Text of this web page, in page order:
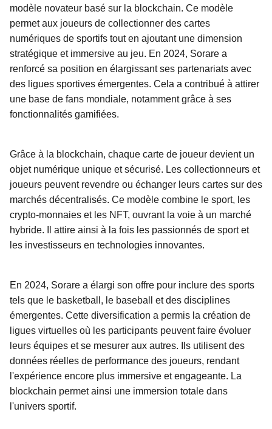
modèle novateur basé sur la blockchain. Ce modèle
permet aux joueurs de collectionner des cartes
numériques de sportifs tout en ajoutant une dimension
stratégique et immersive au jeu. En 2024, Sorare a
renforcé sa position en élargissant ses partenariats avec
des ligues sportives émergentes. Cela a contribué à attirer
une base de fans mondiale, notamment grâce à ses
fonctionnalités gamifiées.
Grâce à la blockchain, chaque carte de joueur devient un
objet numérique unique et sécurisé. Les collectionneurs et
joueurs peuvent revendre ou échanger leurs cartes sur des
marchés décentralisés. Ce modèle combine le sport, les
crypto-monnaies et les NFT, ouvrant la voie à un marché
hybride. Il attire ainsi à la fois les passionnés de sport et
les investisseurs en technologies innovantes.
En 2024, Sorare a élargi son offre pour inclure des sports
tels que le basketball, le baseball et des disciplines
émergentes. Cette diversification a permis la création de
ligues virtuelles où les participants peuvent faire évoluer
leurs équipes et se mesurer aux autres. Ils utilisent des
données réelles de performance des joueurs, rendant
l'expérience encore plus immersive et engageante. La
blockchain permet ainsi une immersion totale dans
l'univers sportif.